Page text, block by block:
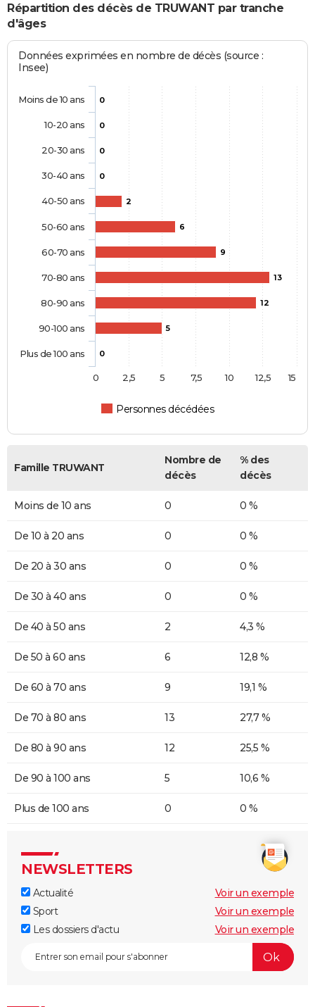
Répartition des décès de TRUWANT par tranche
d'âges
Données exprimées en nombre de décès (source :
Insee)
0
0
0
0
2
6
9
13
12
5
0
Personnes décédées
Moins de 10 ans
10-20 ans
20-30 ans
30-40 ans
40-50 ans
50-60 ans
60-70 ans
70-80 ans
80-90 ans
90-100 ans
Plus de 100 ans
0 2,5 5 7,5 10 12,5 15
Famille TRUWANT
Nombre de
décès
% des
décès
Moins de 10 ans 0 0 %
De 10 à 20 ans 0 0 %
De 20 à 30 ans 0 0 %
De 30 à 40 ans 0 0 %
De 40 à 50 ans 2 4,3 %
De 50 à 60 ans 6 12,8 %
De 60 à 70 ans 9 19,1 %
De 70 à 80 ans 13 27,7 %
De 80 à 90 ans 12 25,5 %
De 90 à 100 ans 5 10,6 %
Plus de 100 ans 0 0 %
NEWSLETTERS
Actualité
Voir un exemple
Sport
Voir un exemple
Les dossiers d'actu
Voir un exemple